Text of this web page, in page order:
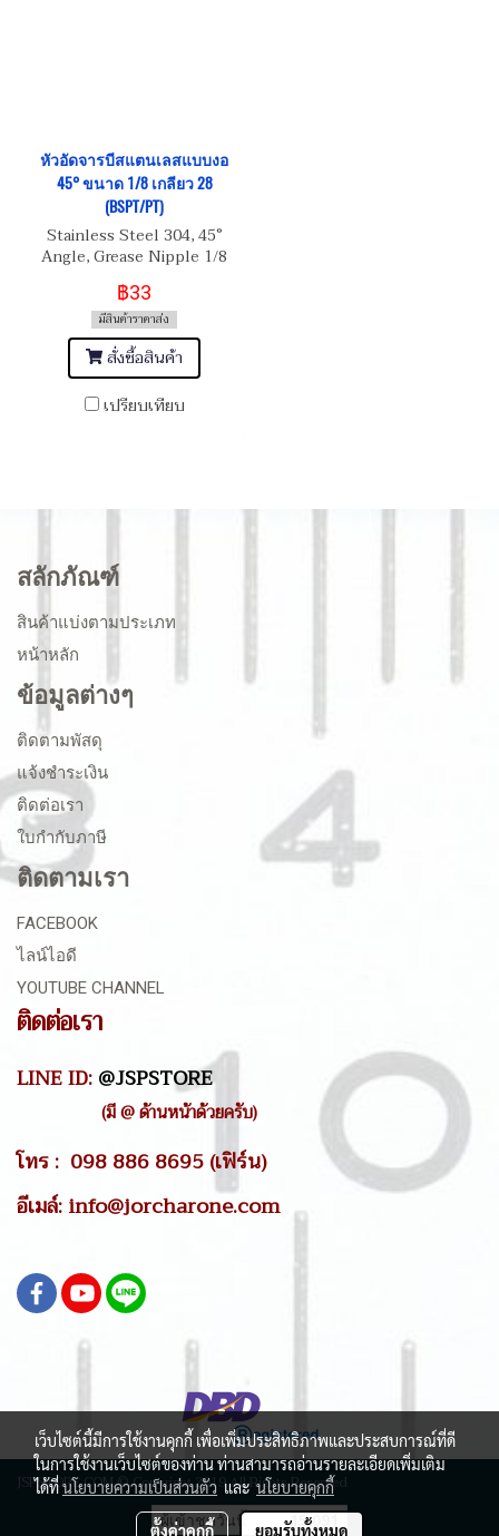
หัวอัดจารบีสแตนเลสแบบงอ
45° ขนาด 1/8 เกลียว 28
(BSPT/PT)
Stainless Steel 304, 45°
Angle, Grease Nipple 1/8
เกลียว 28 (BSPT/PT)
฿33
มีสินค้าราคาส่ง
สั่งซื้อสินค้า
เปรียบเทียบ
สลักภัณฑ์
สินค้าแบ่งตามประเภท
หน้าหลัก
ข้อมูลต่างๆ
ติดตามพัสดุ
แจ้งชำระเงิน
ติดต่อเรา
ใบกำกับภาษี
ติดตามเรา
FACEBOOK
ไลน์ไอดี
YOUTUBE CHANNEL
ติดต่อเรา
LINE ID:@JSPSTORE
(มี @ ด้านหน้าด้วยครับ)
โทร : 098 886 8695 (เฟิร์น)
อีเมล์: info@jorcharone.com
JSPSTORE.COM © Copyright 2019 All Rights Reserved
ผู้เข้าชมวันนี้ 15,091
เว็บไซต์นี้มีการใช้งานคุกกี้ เพื่อเพิ่มประสิทธิภาพและประสบการณ์ที่ดี
ในการใช้งานเว็บไซต์ของท่าน ท่านสามารถอ่านรายละเอียดเพิ่มเติม
ได้ที่นโยบายความเป็นส่วนตัวและนโยบายคุกกี้
ตั้งค่าคุกกี้ ยอมรับทั้งหมด